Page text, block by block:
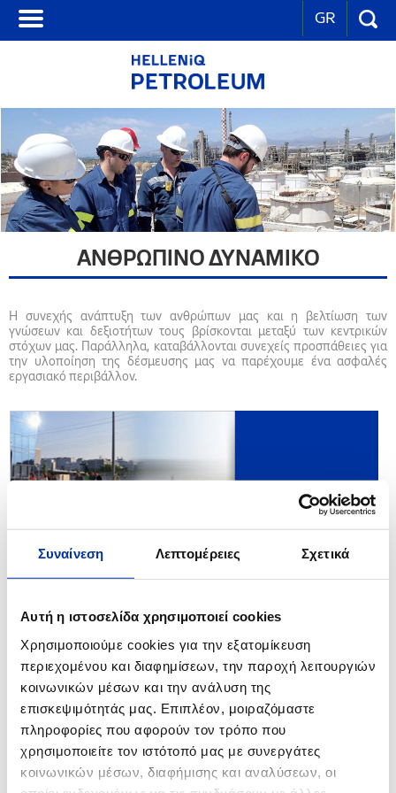
Συναίνεση Λεπτομέρειες Σχετικά
Αυτή η ιστοσελίδα χρησιμοποιεί cookies
Χρησιμοποιούμε cookies για την εξατομίκευση
περιεχομένου και διαφημίσεων, την παροχή λειτουργιών
κοινωνικών μέσων και την ανάλυση της
επισκεψιμότητάς μας. Επιπλέον, μοιραζόμαστε
πληροφορίες που αφορούν τον τρόπο που
χρησιμοποιείτε τον ιστότοπό μας με συνεργάτες
κοινωνικών μέσων, διαφήμισης και αναλύσεων, οι
GR
ΑΝΘΡΩΠΙΝΟ ΔΥΝΑΜΙΚΟ
Η συνεχής ανάπτυξη των ανθρώπων μας και η βελτίωση των
γνώσεων και δεξιοτήτων τους βρίσκονται μεταξύ των κεντρικών
στόχων μας. Παράλληλα, καταβάλλονται συνεχείς προσπάθειες για
την υλοποίηση της δέσμευσης μας να παρέχουμε ένα ασφαλές
εργασιακό περιβάλλον.